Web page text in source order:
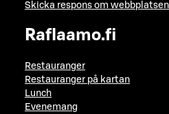
Skicka respons om webbplatsen
Raflaamo.fi
Restauranger
Restauranger på kartan
Lunch
Evenemang